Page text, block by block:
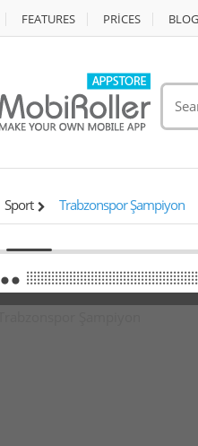
FEATURES PRİCES BLOG
Sport Trabzonspor Şampiyon